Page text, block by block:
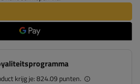
krijg je:824.09 punten.